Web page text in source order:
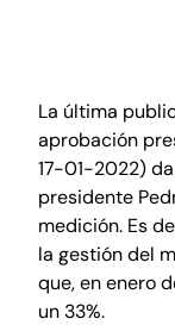
La última
aprobación
17-01-2022)
presidente
medición. Es
la gestión del
que, en enero
un 33%.